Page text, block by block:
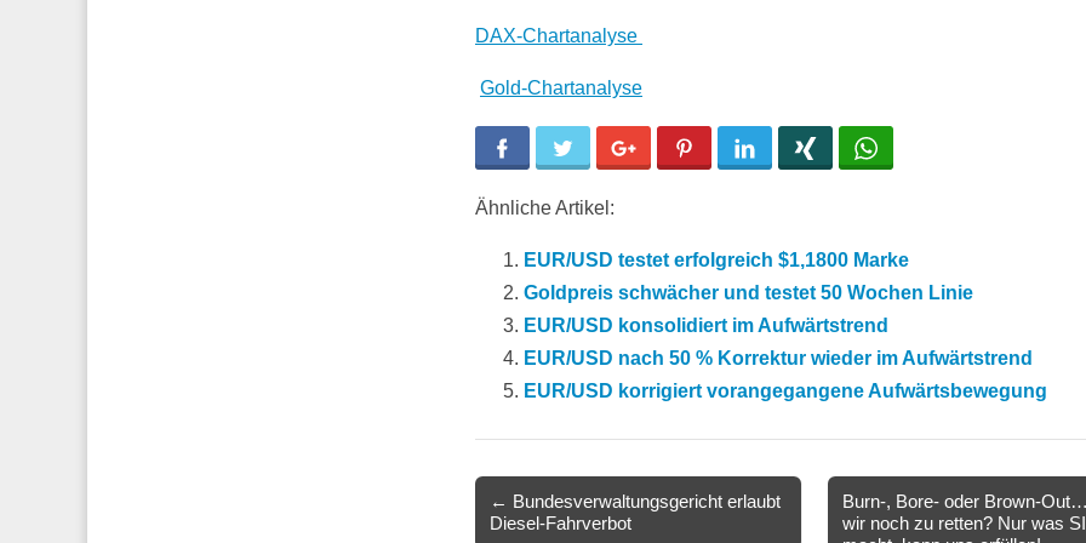
DAX-Chartanalyse
Gold-Chartanalyse
Facebook Twitter Google+ Pinterest LinkedIn
Ähnliche Artikel:
EUR/USD testet erfolgreich $1,1800 Marke
Goldpreis schwächer und testet 50 Wochen Linie
EUR/USD konsolidiert im Aufwärtstrend
EUR/USD nach 50 % Korrektur wieder im Aufwärtstrend
EUR/USD korrigiert vorangegangene Aufwärtsbewegung
navigation
← Bundesverwaltungsgericht erlaubt
Diesel-Fahrverbot
Burn-, Bore- oder Brown-
wir noch zu retten? Nur was